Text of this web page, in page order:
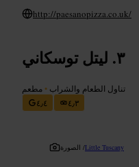
http://paesanopizza.co.uk/
ليتل توسكاني
تناول الطعام والشراب • مطعم
٤٫٤
٤٫٣
الصورة /Little Tuscany